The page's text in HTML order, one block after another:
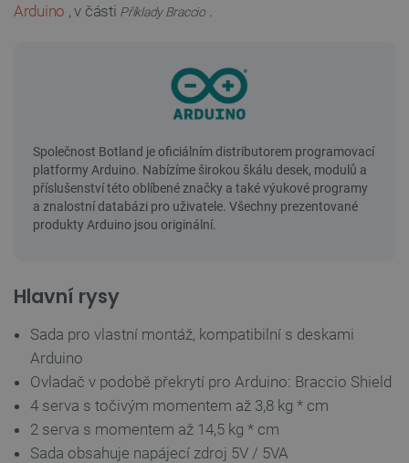
Arduino , v části Příklady Braccio.
Hlavní rysy
Sada pro vlastní montáž, kompatibilní s deskami
Arduino
Ovladač v podobě překrytí pro Arduino: Braccio Shield
4 serva s točivým momentem až 3,8 kg * cm
2 serva s momentem až 14,5 kg * cm
Sada obsahuje napájecí zdroj 5V / 5VA